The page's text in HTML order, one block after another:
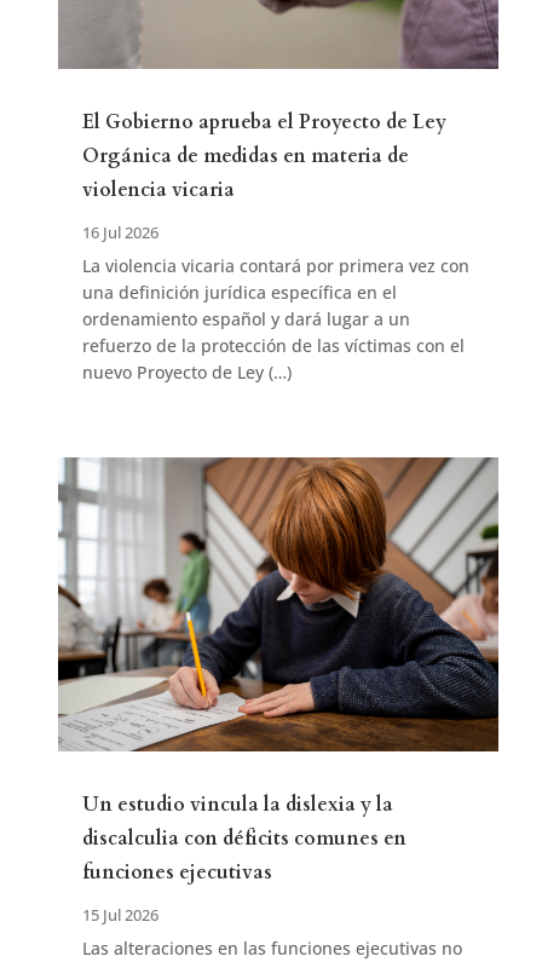
El Gobierno aprueba el Proyecto de Ley
Orgánica de medidas en materia de
violencia vicaria
16 Jul 2026
La violencia vicaria contará por primera vez con
una definición jurídica específica en el
ordenamiento español y dará lugar a un
refuerzo de la protección de las víctimas con el
nuevo Proyecto de Ley (…)
Un estudio vincula la dislexia y la
discalculia con déficits comunes en
funciones ejecutivas
15 Jul 2026
Las alteraciones en las funciones ejecutivas no